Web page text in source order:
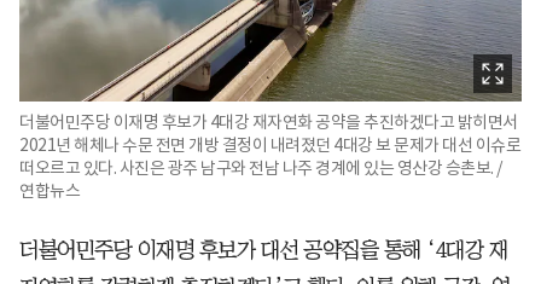
더불어민주당 이재명 후보가 4대강 재자연화 공약을 추진하겠다고 밝히면서
2021년 해체나 수문 전면 개방 결정이 내려졌던 4대강 보 문제가 대선 이슈로
떠오르고 있다. 사진은 광주 남구와 전남 나주 경계에 있는 영산강 승촌보. /
연합뉴스
더불어민주당 이재명 후보가 대선 공약집을 통해 ‘4대강 재